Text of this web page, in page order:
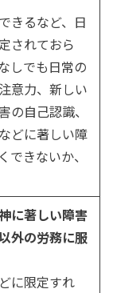
きるなど、日
されておら
しでも日常の
意力、新しい
の自己認識、
どに著しい障
きないか、
に著しい障害
外の労務に服
に限定すれ